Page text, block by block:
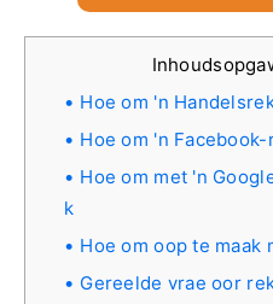
Hoe om 'n
Hoe om 'n
Hoe om met 'n
k
Hoe om oop te maak
Gereelde vrae oor